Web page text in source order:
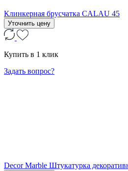
Клинкерная брусчатка CALAU 45
Уточнить цену
Купить в 1 клик
Задать вопрос?
Decor Marble Штукатурка